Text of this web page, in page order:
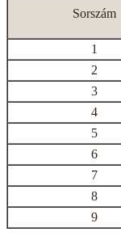
Sorszám
1
2
3
4
5
6
7
8
9